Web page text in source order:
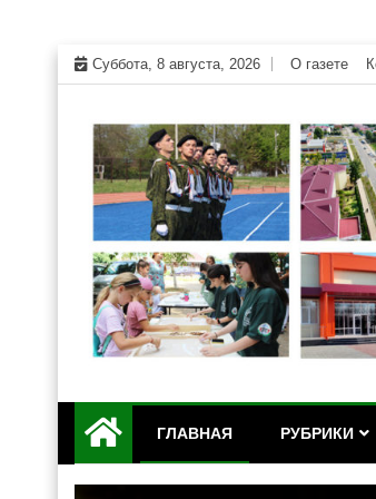
Skip
to
content
Суббота, 8 августа, 2026 О газете
"Дружба" —
ГЛАВНАЯ РУБРИКИ